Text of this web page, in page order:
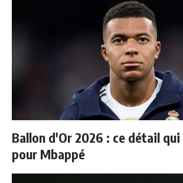
Ballon d'Or 2026 : ce détail
pour Mbappé